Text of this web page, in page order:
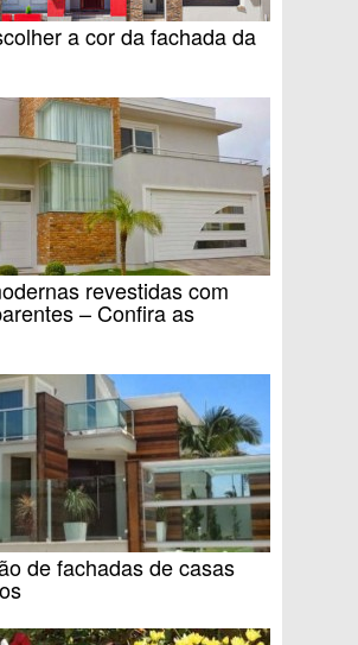
a cor da fachada da
revestidas com
– Confira as
de fachadas de casas